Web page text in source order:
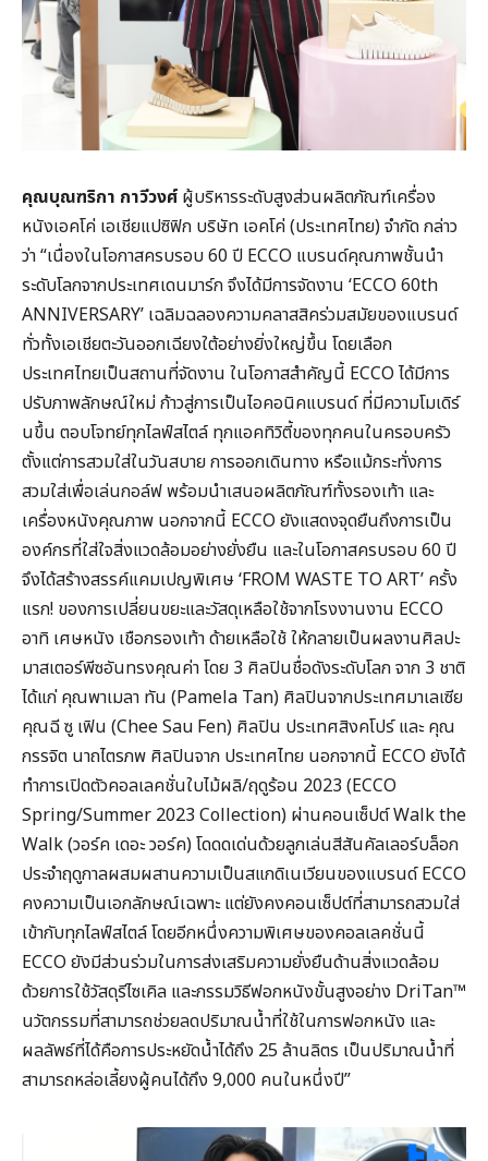
คุณบุณฑริกา กาวีวงศ์ ผู้บริหารระดับสูงส่วนผลิตภัณฑ์เครื่อง
หนังเอคโค่ เอเชียแปซิฟิก บริษัท เอคโค่ (ประเทศไทย) จำกัด กล่าว
ว่า “เนื่องในโอกาสครบรอบ 60 ปี ECCO แบรนด์คุณภาพชั้นนำ
ระดับโลกจากประเทศเดนมาร์ก จึงได้มีการจัดงาน ‘ECCO 60th
ANNIVERSARY’ เฉลิมฉลองความคลาสสิคร่วมสมัยของแบรนด์
ทั่วทั้งเอเชียตะวันออกเฉียงใต้อย่างยิ่งใหญ่ขึ้น โดยเลือก
ประเทศไทยเป็นสถานที่จัดงาน ในโอกาสสำคัญนี้ ECCO ได้มีการ
ปรับภาพลักษณ์ใหม่ ก้าวสู่การเป็นไอคอนิคแบรนด์ ที่มีความโมเดิร์
นขึ้น ตอบโจทย์ทุกไลฟ์สไตล์ ทุกแอคทิวิตี้ของทุกคนในครอบครัว
ตั้งแต่การสวมใส่ในวันสบาย การออกเดินทาง หรือแม้กระทั่งการ
สวมใส่เพื่อเล่นกอล์ฟ พร้อมนำเสนอผลิตภัณฑ์ทั้งรองเท้า และ
เครื่องหนังคุณภาพ นอกจากนี้ ECCO ยังแสดงจุดยืนถึงการเป็น
องค์กรที่ใส่ใจสิ่งแวดล้อมอย่างยั่งยืน และในโอกาสครบรอบ 60 ปี
จึงได้สร้างสรรค์แคมเปญพิเศษ ‘FROM WASTE TO ART’ ครั้ง
แรก! ของการเปลี่ยนขยะและวัสดุเหลือใช้จากโรงงานงาน ECCO
อาทิ เศษหนัง เชือกรองเท้า ด้ายเหลือใช้ ให้กลายเป็นผลงานศิลปะ
มาสเตอร์พีซอันทรงคุณค่า โดย 3 ศิลปินชื่อดังระดับโลก จาก 3 ชาติ
ได้แก่ คุณพาเมลา ทัน (Pamela Tan) ศิลปินจากประเทศมาเลเซีย
คุณฉี ซู เฟิน (Chee Sau Fen) ศิลปิน ประเทศสิงคโปร์ และ คุณ
กรรจิต นาถไตรภพ ศิลปินจาก ประเทศไทย นอกจากนี้ ECCO ยังได้
ทำการเปิดตัวคอลเลคชั่นใบไม้ผลิ/ฤดูร้อน 2023 (ECCO
Spring/Summer 2023 Collection) ผ่านคอนเซ็ปต์ Walk the
Walk (วอร์ค เดอะ วอร์ค) โดดดเด่นด้วยลูกเล่นสีสันคัลเลอร์บล็อก
ประจำฤดูกาลผสมผสานความเป็นสแกดิเนเวียนของแบรนด์ ECCO
คงความเป็นเอกลักษณ์เฉพาะ แต่ยังคงคอนเซ็ปต์ที่สามารถสวมใส่
เข้ากับทุกไลฟ์สไตล์ โดยอีกหนึ่งความพิเศษของคอลเลคชั่นนี้
ECCO ยังมีส่วนร่วมในการส่งเสริมความยั่งยืนด้านสิ่งแวดล้อม
ด้วยการใช้วัสดุรีไซเคิล และกรรมวิธีฟอกหนังขั้นสูงอย่าง DriTan™
นวัตกรรมที่สามารถช่วยลดปริมาณน้ำที่ใช้ในการฟอกหนัง และ
ผลลัพธ์ที่ได้คือการประหยัดน้ำได้ถึง 25 ล้านลิตร เป็นปริมาณน้ำที่
สามารถหล่อเลี้ยงผู้คนได้ถึง 9,000 คนในหนึ่งปี”